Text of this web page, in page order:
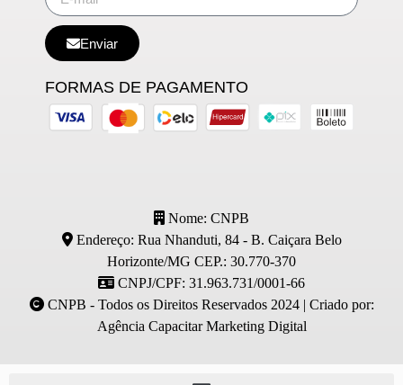
Enviar
FORMAS DE PAGAMENTO
Nome: CNPB
Endereço: Rua Nhanduti, 84 - B. Caiçara Belo
Horizonte/MG CEP.: 30.770-370
CNPJ/CPF: 31.963.731/0001-66
CNPB - Todos os Direitos Reservados 2024 | Criado por:
Agência Capacitar Marketing Digital